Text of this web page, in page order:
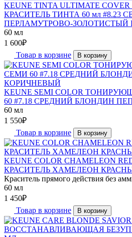
KEUNE TINTA ULTIMATE
КРАСИТЕЛЬ ТИНТА 60 мл #8.23
ПЕРЛАМУТРОВО-
60 мл
1 600₽
Товар в корзине
В корзину
KEUNE SEMI COLOR
60 #7.18 СРЕДНИЙ БЛОНДИН
60 мл
1 550₽
Товар в корзине
В корзину
KEUNE COLOR CHAMELEON
КРАСИТЕЛЬ ХАМЕЛЕОН
Краситель прямого действия без
60 мл
1 450₽
Товар в корзине
В корзину